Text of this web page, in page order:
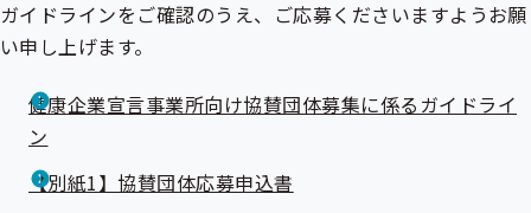
ガイドラインをご確認のうえ、ご応募くださいますようお願
い申し上げます。
健康企業宣言事業所向け協賛団体募集に係るガイドライ
ン
【別紙1】協賛団体応募申込書